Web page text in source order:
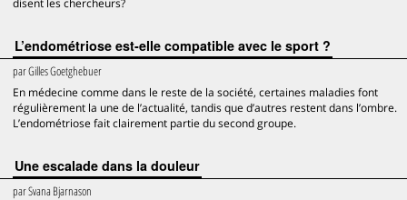
disent les chercheurs?
L’endométriose est-elle compatible avec le sport ?
parGilles Goetghebuer
En médecine comme dans le reste de la société, certaines maladies font
régulièrement la une de l’actualité, tandis que d’autres restent dans l’ombre.
L’endométriose fait clairement partie du second groupe.
Une escalade dans la douleur
parSvana Bjarnason